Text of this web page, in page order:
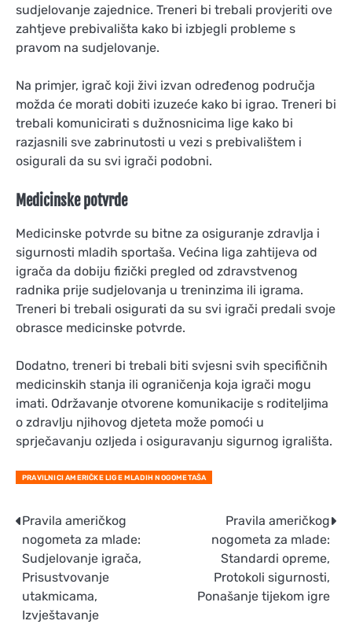
sudjelovanje zajednice. Treneri bi trebali provjeriti ove
zahtjeve prebivališta kako bi izbjegli probleme s
pravom na sudjelovanje.
Na primjer, igrač koji živi izvan određenog područja
možda će morati dobiti izuzeće kako bi igrao. Treneri bi
trebali komunicirati s dužnosnicima lige kako bi
razjasnili sve zabrinutosti u vezi s prebivalištem i
osigurali da su svi igrači podobni.
Medicinske potvrde
Medicinske potvrde su bitne za osiguranje zdravlja i
sigurnosti mladih sportaša. Većina liga zahtijeva od
igrača da dobiju fizički pregled od zdravstvenog
radnika prije sudjelovanja u treninzima ili igrama.
Treneri bi trebali osigurati da su svi igrači predali svoje
obrasce medicinske potvrde.
Dodatno, treneri bi trebali biti svjesni svih specifičnih
medicinskih stanja ili ograničenja koja igrači mogu
imati. Održavanje otvorene komunikacije s roditeljima
o zdravlju njihovog djeteta može pomoći u
sprječavanju ozljeda i osiguravanju sigurnog igrališta.
PRAVILNICI AMERIČKE LIGE MLADIH NOGOMETAŠA
Post
navigation
Pravila američkog
nogometa za mlade:
Sudjelovanje igrača,
Prisustvovanje
utakmicama,
Izvještavanje
Pravila američkog
nogometa za mlade:
Standardi opreme,
Protokoli sigurnosti,
Ponašanje tijekom igre